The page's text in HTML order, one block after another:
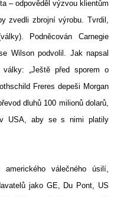
– odpověděl výzvou klientům
zvedli zbrojní výrobu. Tvrdil,
Podněcován Carnegie
Wilson podvolil. Jak napsal
„Ještě před sporem o
Freres depeši Morgan
dluhů 100 milionů dolarů,
v USA, aby se s nimi platily
válečného úsilí,
jako GE, Du Pont, US